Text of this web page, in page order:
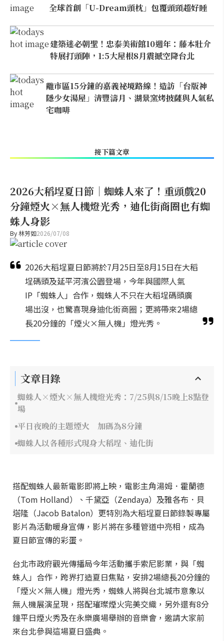
全球首創「U-Dream頭枕」包覆頭頸超好睡
建築迷必朝聖！忠泰美術館10週年：藤本壯介
特展打頭陣，1:5大屋根8月震撼空降台北
離市區15分鐘的嘉義祕境路線！造訪「台版神
隱少女湯屋」清豐濤月、湖景窯烤披薩與人氣私
宅咖啡
接下篇文章
2026大稻埕夏日節｜蜘蛛人來了！重頭戲20
分鐘煙火×無人機燈光秀，迪化街商圈也有蜘
蛛人身影
By林芳如2026/07/08
2026大稻埕夏日節將於7月25日至8月15日在大稻
埕碼頭及延平河濱公園登場，今年與國際人氣
IP「蜘蛛人」合作，蜘蛛人不只在大稻埕碼頭廣
場出沒，也驚喜現身迪化街商圈；更將帶來2場總
長20分鐘的「煙火×無人機」燈光秀。
文章目錄
蜘蛛人×煙火×無人機燈光秀：7/25與8/15晚上8點登
場
平日夜晚的主題煙火 加碼為8分鐘
蜘蛛人以各種形式現身大稻埕、迪化街
搭配蜘蛛人最新電影即將上映，電影主角湯姆．霍蘭德
（Tom Holland）、千黛亞（Zendaya）及雅各布．貝
塔隆（Jacob Batalon）更特別為大稻埕夏日節錄製專屬
影片為活動暖身宣傳，影片將在多種管道中亮相，成為
夏日節宣傳的彩蛋。
台北市政府觀光傳播局今年活動攜手索尼影業，與「蜘
蛛人」合作，跨界打造夏日焦點，安排2場總長20分鐘的
「煙火×無人機」燈光秀，蜘蛛人將與台北城市意象以
無人機展演呈現，搭配璀璨煙火完美交織，另外還有8分
鐘平日煙火秀及在永樂廣場舉辦的音樂會，邀請大家前
來台北參與這場夏日盛典。